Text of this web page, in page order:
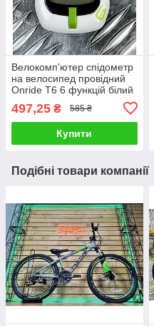
Велокомп'ютер спідометр
на велосипед провідний
Onride Т6 6 функцій білий
497,25 ₴ 585 ₴
Купити
Подібні товари компанії